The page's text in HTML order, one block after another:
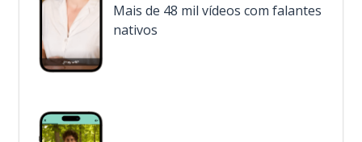
Mais de 48 mil vídeos com falantes
nativos